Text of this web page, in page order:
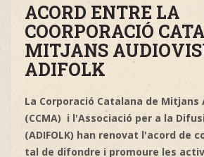
ACORD ENTRE LA
COORPORACIÓ
MITJANS
ADIFOLK
La Corporació Catalana de Mitjans
(CCMA) i l'Associació per a la
(ADIFOLK) han renovat l'acord de
tal de difondre i promoure les